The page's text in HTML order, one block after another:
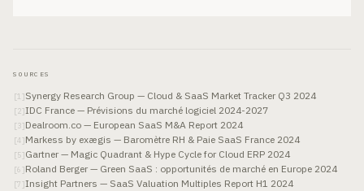
SOURCES
[1 ]Synergy Research Group — Cloud & SaaS Market Tracker Q3 2024
[2]IDC France — Prévisions du marché logiciel 2024-2027
[ 3]Dealroom.co — European SaaS M&A Report 2024
[4 ]Markess by exægis — Baromètre RH & Paie SaaS France 2024
[5]Gartner — Magic Quadrant & Hype Cycle for Cloud ERP 2024
[6 ]Roland Berger — Green SaaS : opportunités de marché en Europe 2024
[7 ]Insight Partners — SaaS Valuation Multiples Report H1 2024